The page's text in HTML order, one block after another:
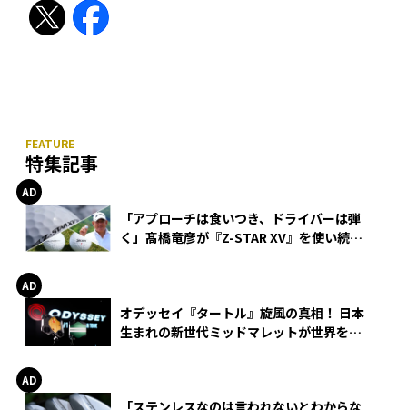
特集記事
「アプローチは食いつき、ドライバーは弾
く」髙橋竜彦が『Z-STAR XV』を使い続け
オデッセイ『タートル』旋風の真相！ 日本
生まれの新世代ミッドマレットが世界を席